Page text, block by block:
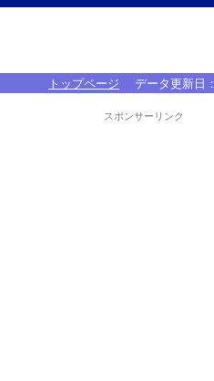
トップページ データ更新日：
スポンサーリンク